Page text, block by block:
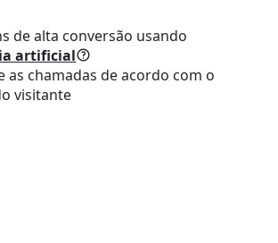
de alta conversão usando
artificial
as chamadas de acordo com o
visitante